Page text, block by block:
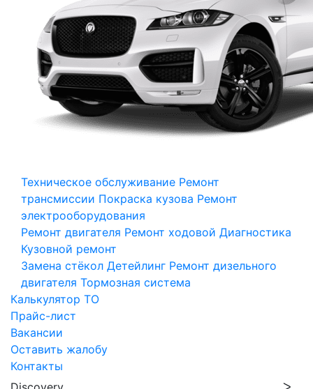
Техническое обслуживание Ремонт
трансмиссии Покраска кузова Ремонт
электрооборудования
Ремонт двигателя Ремонт ходовой Диагностика
Кузовной ремонт
Замена стёкол Детейлинг Ремонт дизельного
двигателя Тормозная система
Калькулятор ТО
Прайс-лист
Вакансии
Оставить жалобу
Контакты